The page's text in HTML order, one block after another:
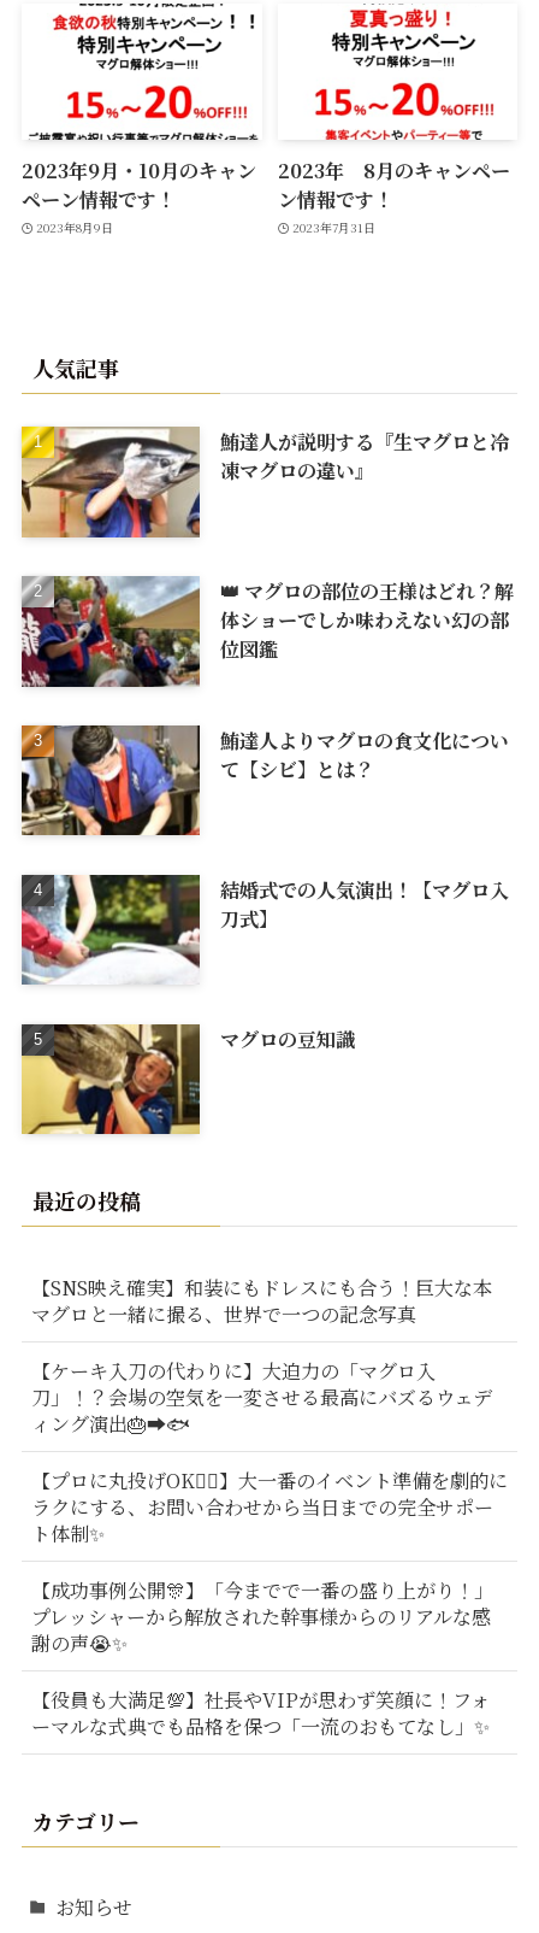
2023年9月・10月のキャン
ペーン情報です！
2023年8月9日
2023年 8月のキャンペー
ン情報です！
2023年7月31日
人気記事
鮪達人が説明する『生マグロと冷
凍マグロの違い』
👑 マグロの部位の王様はどれ？解
体ショーでしか味わえない幻の部
位図鑑
鮪達人よりマグロの食文化につい
て【シビ】とは？
結婚式での人気演出！【マグロ入
刀式】
マグロの豆知識
最近の投稿
【SNS映え確実】和装にもドレスにも合う！巨大な本
マグロと一緒に撮る、世界で一つの記念写真
【ケーキ入刀の代わりに】大迫力の「マグロ入
刀」！？会場の空気を一変させる最高にバズるウェデ
ィング演出🎂➡️🐟
【プロに丸投げOK🙆‍♂️】大一番のイベント準備を劇的に
ラクにする、お問い合わせから当日までの完全サポー
ト体制✨
【成功事例公開🎊】「今までで一番の盛り上がり！」
プレッシャーから解放された幹事様からのリアルな感
謝の声😭✨
【役員も大満足💯】社長やVIPが思わず笑顔に！フォ
ーマルな式典でも品格を保つ「一流のおもてなし」✨
カテゴリー
お知らせ